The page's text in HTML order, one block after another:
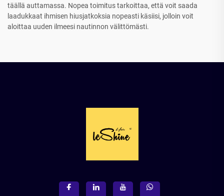
täällä auttamassa. Nopea toimitus tarkoittaa, että voit saada
laadukkaat ihmisen hiusjatkoksia nopeasti käsiisi, jolloin voit
aloittaa uuden ilmeesi nautinnon välittömästi.